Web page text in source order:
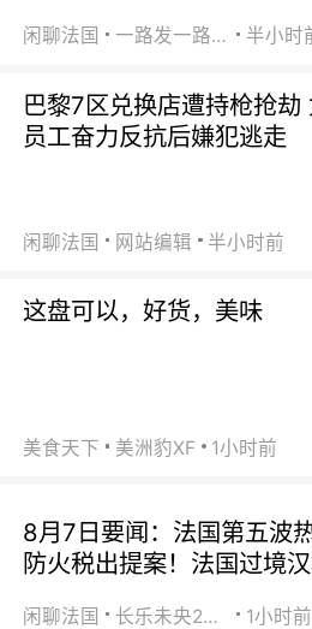
闲聊法国 一路发一路发 半小时
巴黎7区兑换店遭持枪抢劫
员工奋力反抗后嫌犯逃走
闲聊法国 网站编辑 半小时前
这盘可以，好货，美味
美食天下 美洲豹XF 1小时前
8月7日要闻：法国第五波
防火税出提案！法国过境汉
闲聊法国 长乐未央2015 1小时前